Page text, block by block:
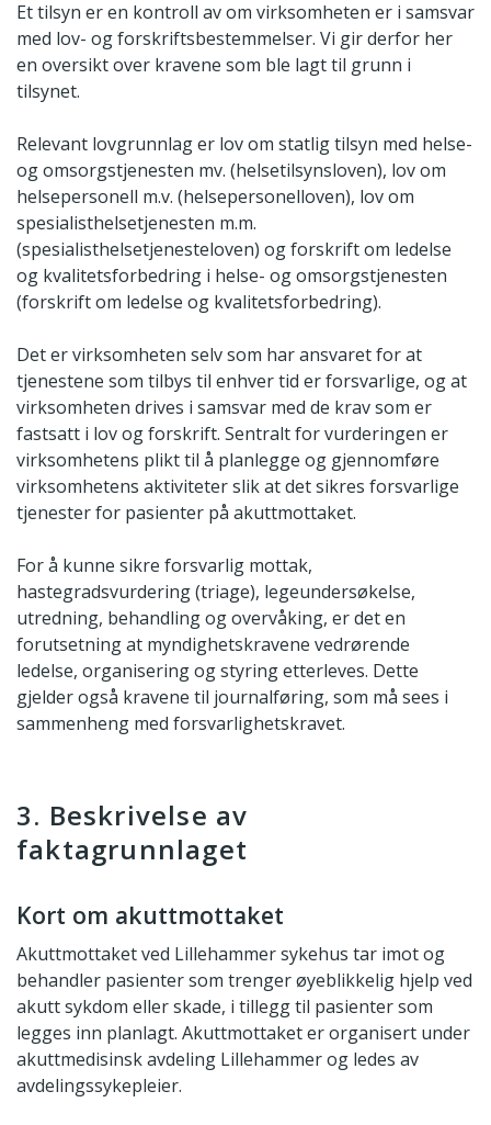
Et tilsyn er en kontroll av om virksomheten er i samsvar
med lov- og forskriftsbestemmelser. Vi gir derfor her
en oversikt over kravene som ble lagt til grunn i
tilsynet.
Relevant lovgrunnlag er lov om statlig tilsyn med helse-
og omsorgstjenesten mv. (helsetilsynsloven), lov om
helsepersonell m.v. (helsepersonelloven), lov om
spesialisthelsetjenesten m.m.
(spesialisthelsetjenesteloven) og forskrift om ledelse
og kvalitetsforbedring i helse- og omsorgstjenesten
(forskrift om ledelse og kvalitetsforbedring).
Det er virksomheten selv som har ansvaret for at
tjenestene som tilbys til enhver tid er forsvarlige, og at
virksomheten drives i samsvar med de krav som er
fastsatt i lov og forskrift. Sentralt for vurderingen er
virksomhetens plikt til å planlegge og gjennomføre
virksomhetens aktiviteter slik at det sikres forsvarlige
tjenester for pasienter på akuttmottaket.
For å kunne sikre forsvarlig mottak,
hastegradsvurdering (triage), legeundersøkelse,
utredning, behandling og overvåking, er det en
forutsetning at myndighetskravene vedrørende
ledelse, organisering og styring etterleves. Dette
gjelder også kravene til journalføring, som må sees i
sammenheng med forsvarlighetskravet.
3. Beskrivelse av
faktagrunnlaget
Kort om akuttmottaket
Akuttmottaket ved Lillehammer sykehus tar imot og
behandler pasienter som trenger øyeblikkelig hjelp ved
akutt sykdom eller skade, i tillegg til pasienter som
legges inn planlagt. Akuttmottaket er organisert under
akuttmedisinsk avdeling Lillehammer og ledes av
avdelingssykepleier.